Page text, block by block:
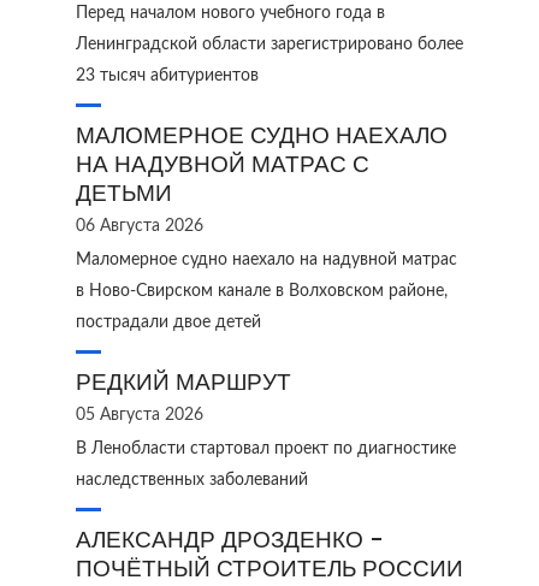
Перед началом нового учебного года в
Ленинградской области зарегистрировано более
23 тысяч абитуриентов
МАЛОМЕРНОЕ СУДНО НАЕХАЛО
НА НАДУВНОЙ МАТРАС С
ДЕТЬМИ
06 Августа 2026
Маломерное судно наехало на надувной матрас
в Ново‑Свирском канале в Волховском районе,
пострадали двое детей
РЕДКИЙ МАРШРУТ
05 Августа 2026
В Ленобласти стартовал проект по диагностике
наследственных заболеваний
АЛЕКСАНДР ДРОЗДЕНКО -
ПОЧЁТНЫЙ СТРОИТЕЛЬ РОССИИ